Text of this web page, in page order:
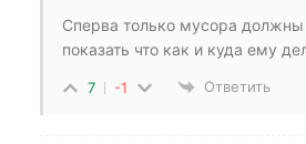
Сперва только мусора должны
показать что как и куда ему
7 -1 Ответить